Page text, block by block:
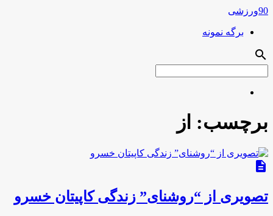
90ورزشی
برگه نمونه
search
برچسب: از
description
تصویری از “روشنای” زندگی کاپیتان خسرو